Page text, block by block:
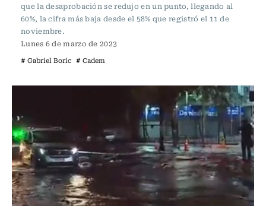
que la desaprobación se redujo en un punto, llegando al
60%, la cifra más baja desde el 58% que registró el 11 de
noviembre.
Lunes 6 de marzo de 2023
# Gabriel Boric # Cadem